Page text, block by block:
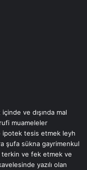
ve dışında mal
muameleler
ipotek tesis etmek leyh
şufa sükna gayrimenkul
terkin ve fek etmek ve
yazılı olan